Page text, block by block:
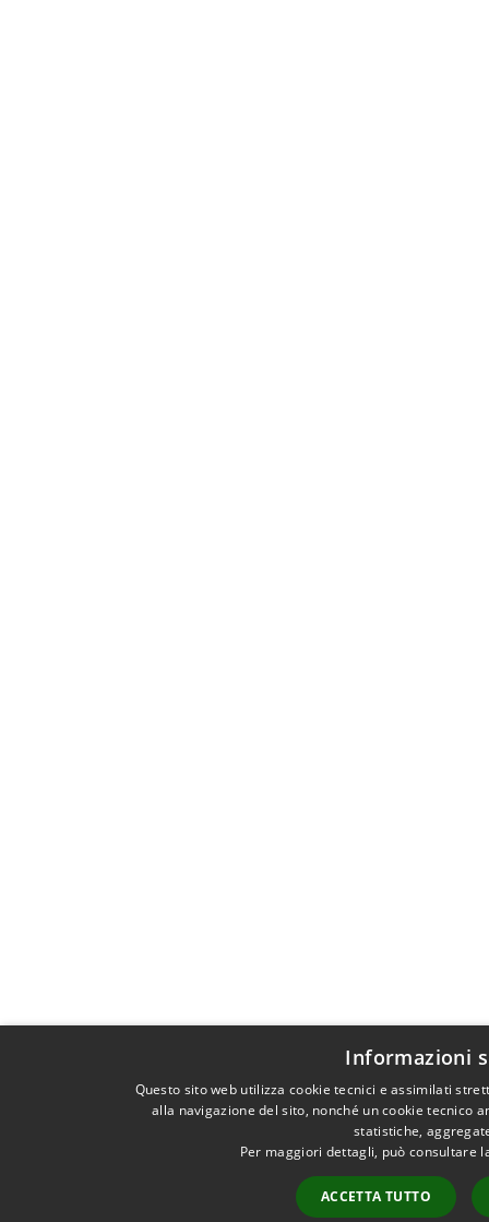
Informazioni
Questo sito web utilizza cookie tecnici e assimilati
alla navigazione del sito, nonché un cookie tecnico
statistiche,
Per maggiori dettagli, può consultare
ACCETTA TUTTO